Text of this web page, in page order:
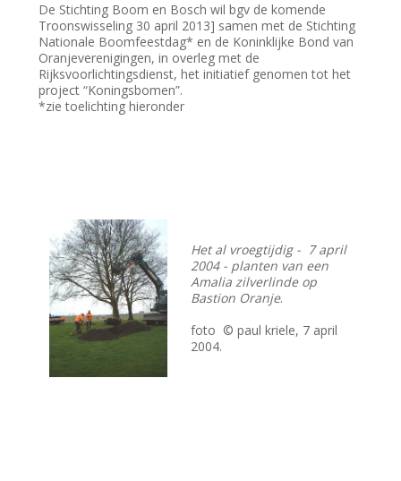
De Stichting Boom en Bosch wil bgv de komende
Troonswisseling 30 april 2013] samen met de Stichting
Nationale Boomfeestdag* en de Koninklijke Bond van
Oranjeverenigingen, in overleg met de
Rijksvoorlichtingsdienst, het initiatief genomen tot het
project “Koningsbomen”.
*zie toelichting hieronder
Het al vroegtijdig - 7 april
2004 - planten van een
Amalia zilverlinde op
Bastion Oranje.
foto © paul kriele, 7 april
2004.